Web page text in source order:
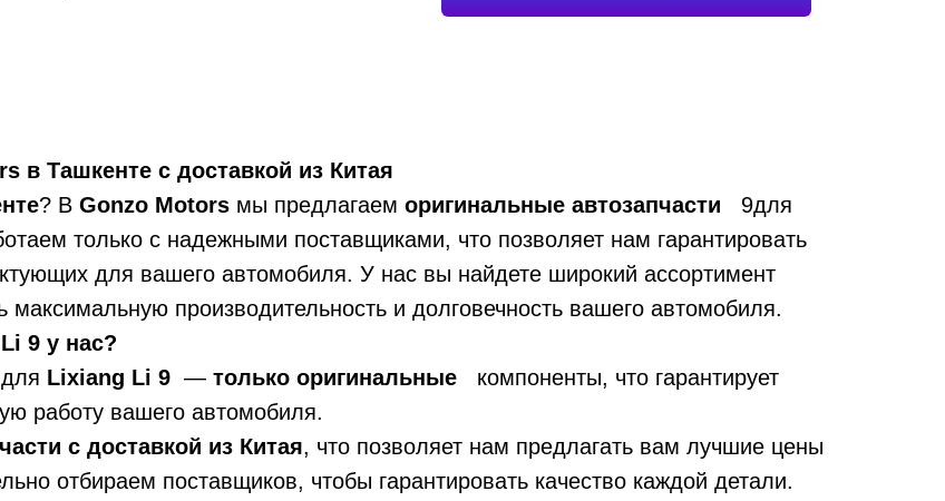
в Ташкенте с доставкой из Китая
? В Gonzo Motors мы предлагаем оригинальные автозапчасти
9для
только с надежными поставщиками, что позволяет нам гарантировать
для вашего автомобиля. У нас вы найдете широкий ассортимент
максимальную производительность и долговечность вашего автомобиля.
9 у нас?
Lixiang Li 9 — только оригинальные
компоненты, что гарантирует
работу вашего автомобиля.
с доставкой из Китая, что позволяет нам предлагать вам лучшие цены
отбираем поставщиков, чтобы гарантировать качество каждой детали.